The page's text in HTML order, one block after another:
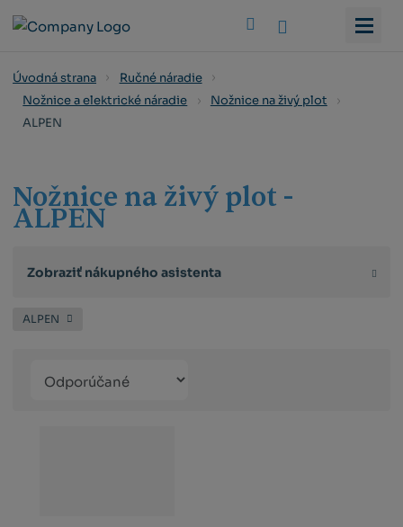
Úvodná strana
Ručné náradie
Nožnice a elektrické náradie
Nožnice na živý plot
ALPEN
Nožnice na živý plot -
ALPEN
Zobraziť nákupného asistenta
ALPEN
produktů